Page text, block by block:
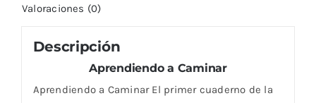
Valoraciones (0)
Descripción
Aprendiendo a Caminar
Aprendiendo a Caminar El primer cuaderno de la